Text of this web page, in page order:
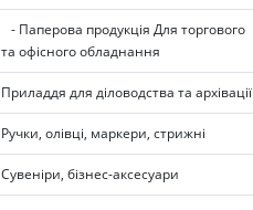
- Паперова продукція Для торгового
та офісного обладнання
Приладдя для діловодства та архівації
Ручки, олівці, маркери, стрижні
Сувеніри, бізнес-аксесуари